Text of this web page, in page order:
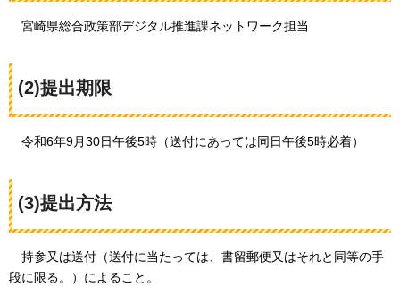
宮崎県総合政策部デジタル推進課ネットワーク担当
(2)提出期限
令和6年9月30日午後5時（送付にあっては同日午後5時必着）
(3)提出方法
持参又は送付（送付に当たっては、書留郵便又はそれと同等の手
段に限る。）によること。